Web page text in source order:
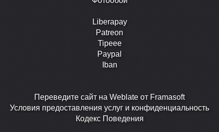
Liberapay
Patreon
Tipeee
Paypal
Iban
Перевeдите сайт на Weblate от Framasoft
Условия предоставления услуг и конфиденциальность
Кодекс Поведения